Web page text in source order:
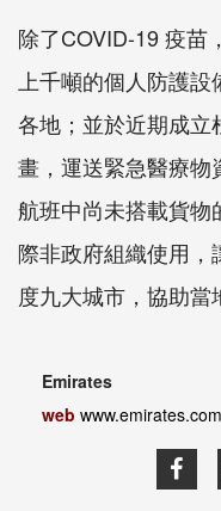
除了COVID-19 疫苗
上千噸的個人防護
各地；並於近期成
畫，運送緊急醫療物
航班中尚未搭載貨物
際非政府組織使用
度九大城市，協助當
Emirates
web www.emirates.com